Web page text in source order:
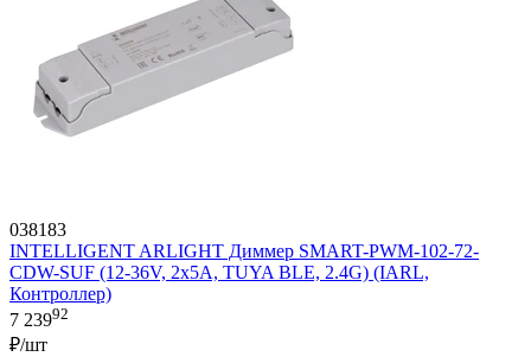
038183
INTELLIGENT ARLIGHT Диммер SMART-PWM-102-72-
CDW-SUF (12-36V, 2x5A, TUYA BLE, 2.4G) (IARL,
Контроллер)
7 23992
₽/шт